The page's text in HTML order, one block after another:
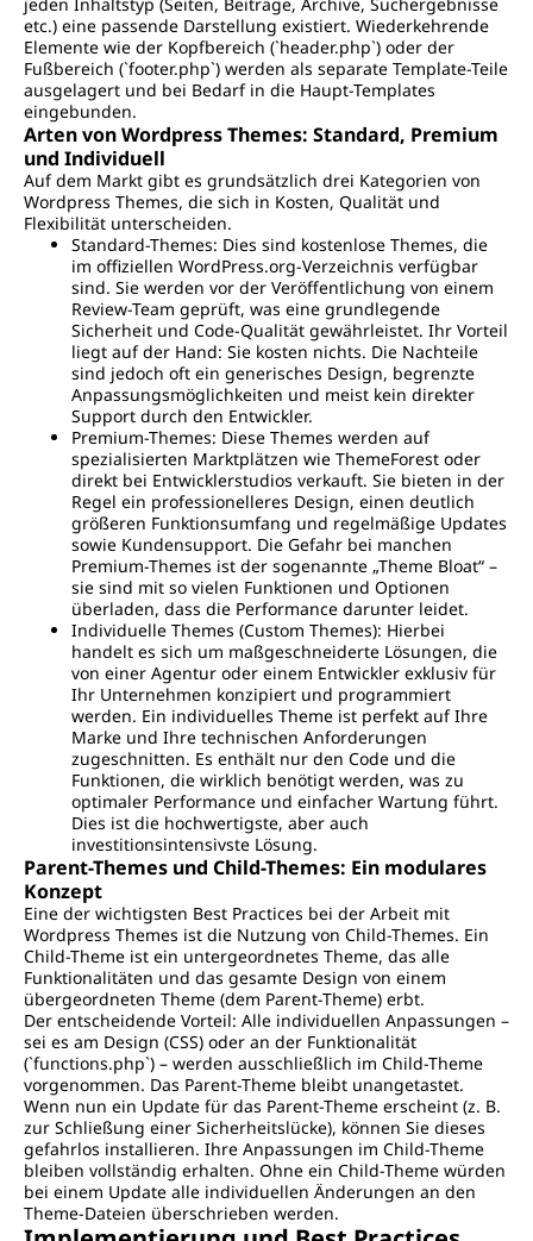
etc.) eine passende Darstellung existiert. Wiederkehrende
Elemente wie der Kopfbereich (`header.php`) oder der
Fußbereich (`footer.php`) werden als separate Template-Teile
ausgelagert und bei Bedarf in die Haupt-Templates
eingebunden.
Arten von Wordpress Themes: Standard, Premium
und Individuell
Auf dem Markt gibt es grundsätzlich drei Kategorien von
Wordpress Themes, die sich in Kosten, Qualität und
Flexibilität unterscheiden.
Standard-Themes: Dies sind kostenlose Themes, die
im offiziellen WordPress.org-Verzeichnis verfügbar
sind. Sie werden vor der Veröffentlichung von einem
Review-Team geprüft, was eine grundlegende
Sicherheit und Code-Qualität gewährleistet. Ihr Vorteil
liegt auf der Hand: Sie kosten nichts. Die Nachteile
sind jedoch oft ein generisches Design, begrenzte
Anpassungsmöglichkeiten und meist kein direkter
Support durch den Entwickler.
Premium-Themes: Diese Themes werden auf
spezialisierten Marktplätzen wie ThemeForest oder
direkt bei Entwicklerstudios verkauft. Sie bieten in der
Regel ein professionelleres Design, einen deutlich
größeren Funktionsumfang und regelmäßige Updates
sowie Kundensupport. Die Gefahr bei manchen
Premium-Themes ist der sogenannte „Theme Bloat“ –
sie sind mit so vielen Funktionen und Optionen
überladen, dass die Performance darunter leidet.
Individuelle Themes (Custom Themes): Hierbei
handelt es sich um maßgeschneiderte Lösungen, die
von einer Agentur oder einem Entwickler exklusiv für
Ihr Unternehmen konzipiert und programmiert
werden. Ein individuelles Theme ist perfekt auf Ihre
Marke und Ihre technischen Anforderungen
zugeschnitten. Es enthält nur den Code und die
Funktionen, die wirklich benötigt werden, was zu
optimaler Performance und einfacher Wartung führt.
Dies ist die hochwertigste, aber auch
investitionsintensivste Lösung.
Parent-Themes und Child-Themes: Ein modulares
Konzept
Eine der wichtigsten Best Practices bei der Arbeit mit
Wordpress Themes ist die Nutzung von Child-Themes. Ein
Child-Theme ist ein untergeordnetes Theme, das alle
Funktionalitäten und das gesamte Design von einem
übergeordneten Theme (dem Parent-Theme) erbt.
Der entscheidende Vorteil: Alle individuellen Anpassungen –
sei es am Design (CSS) oder an der Funktionalität
(`functions.php`) – werden ausschließlich im Child-Theme
vorgenommen. Das Parent-Theme bleibt unangetastet.
Wenn nun ein Update für das Parent-Theme erscheint (z. B.
zur Schließung einer Sicherheitslücke), können Sie dieses
gefahrlos installieren. Ihre Anpassungen im Child-Theme
bleiben vollständig erhalten. Ohne ein Child-Theme würden
bei einem Update alle individuellen Änderungen an den
Theme-Dateien überschrieben werden.